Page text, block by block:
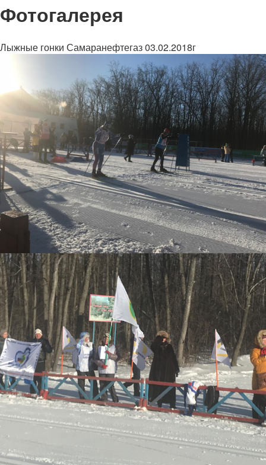
Фотогалерея
Лыжные гонки Самаранефтегаз 03.02.2018г